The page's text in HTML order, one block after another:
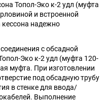
Топол-Эко к-2 удл (муфта
и встроенной
надежно
с обсадной
Эко к-2 удл (муфта 120-
муфта. При изготовлении
под обсадную трубу
в стенке для ввода/
Выполнение